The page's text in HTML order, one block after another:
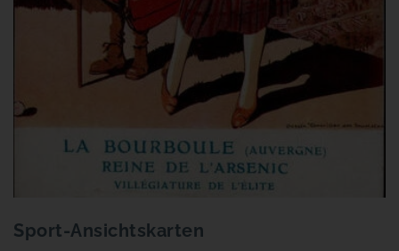
Sport-Ansichtskarten